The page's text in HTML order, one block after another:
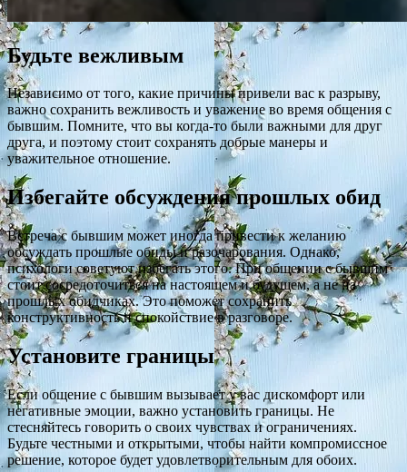
Будьте вежливым
Независимо от того, какие причины привели вас к разрыву,
важно сохранить вежливость и уважение во время общения с
бывшим. Помните, что вы когда-то были важными для друг
друга, и поэтому стоит сохранять добрые манеры и
уважительное отношение.
Избегайте обсуждения прошлых обид
Встреча с бывшим может иногда привести к желанию
обсуждать прошлые обиды и разочарования. Однако,
психологи советуют избегать этого. При общении с бывшим
стоит сосредоточиться на настоящем и будущем, а не на
прошлых обидчиках. Это поможет сохранить
конструктивность и спокойствие в разговоре.
Установите границы
Если общение с бывшим вызывает у вас дискомфорт или
негативные эмоции, важно установить границы. Не
стесняйтесь говорить о своих чувствах и ограничениях.
Будьте честными и открытыми, чтобы найти компромиссное
решение, которое будет удовлетворительным для обоих.